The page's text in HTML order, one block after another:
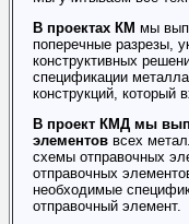
В проектах КМ мы
поперечные разрезы,
конструктивных
спецификации
конструкций, который
В проект КМД мы
элементов всех
схемы отправочных
отправочных
необходимые
отправочный элемент.